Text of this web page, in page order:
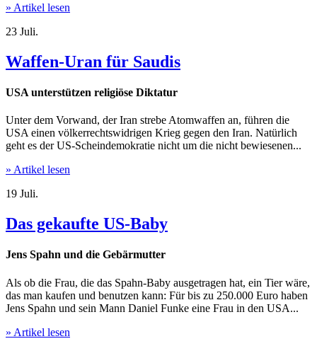
» Artikel lesen
23 Juli.
Waffen-Uran für Saudis
USA unterstützen religiöse Diktatur
Unter dem Vorwand, der Iran strebe Atomwaffen an, führen die
USA einen völkerrechtswidrigen Krieg gegen den Iran. Natürlich
geht es der US-Scheindemokratie nicht um die nicht bewiesenen...
» Artikel lesen
19 Juli.
Das gekaufte US-Baby
Jens Spahn und die Gebärmutter
Als ob die Frau, die das Spahn-Baby ausgetragen hat, ein Tier wäre,
das man kaufen und benutzen kann: Für bis zu 250.000 Euro haben
Jens Spahn und sein Mann Daniel Funke eine Frau in den USA...
» Artikel lesen